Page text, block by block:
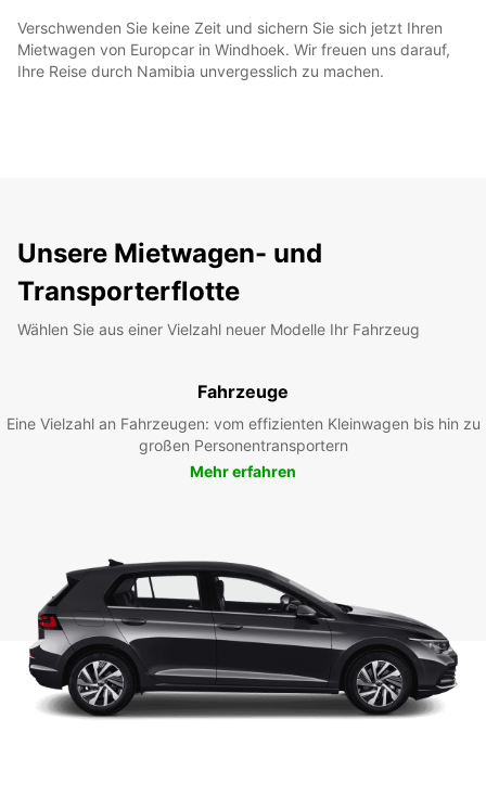
Verschwenden Sie keine Zeit und sichern Sie sich jetzt Ihren
Mietwagen von Europcar in Windhoek. Wir freuen uns darauf,
Ihre Reise durch Namibia unvergesslich zu machen.
Unsere Mietwagen- und
Transporterflotte
Wählen Sie aus einer Vielzahl neuer Modelle Ihr Fahrzeug
Fahrzeuge
Eine Vielzahl an Fahrzeugen: vom effizienten Kleinwagen bis hin zu
großen Personentransportern
Mehr erfahren